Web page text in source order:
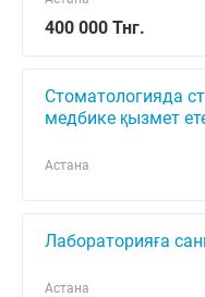
400 000 Тнг.
Стоматологияда
медбике қызмет
Астана
Лабораторияға
Астана